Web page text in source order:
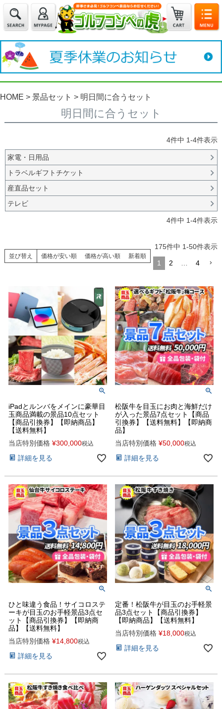
HOME 景品セット 明日間に合うセット
明日間に合うセット
4件中 1-4件表示
家電・日用品
トラベルギフトチケット
産直品セット
テレビ
4件中 1-4件表示
並び替え 価格が安い順 価格が高い順 新着順
175件中 1-50件表示
1 2 4
iPadとルンバをメインに豪華目
玉商品満載の景品10点セット
【商品引換券】【即納商品】
【送料無料】
当店特別価格 ¥300,000税込
詳細を見る
松阪牛を目玉にお肉と海鮮だけ
が入った景品7点セット【商品
引換券】【送料無料】【即納商
品】
当店特別価格 ¥50,000税込
詳細を見る
ひと味違う食品！サイコロステ
ーキが目玉のお手軽景品3点セ
ット【商品引換券】【即納商
品】【送料無料】
当店特別価格 ¥14,800税込
詳細を見る
定番！松阪牛が目玉のお手軽景
品3点セット【商品引換券】
【即納商品】【送料無料】
当店特別価格 ¥18,000税込
詳細を見る